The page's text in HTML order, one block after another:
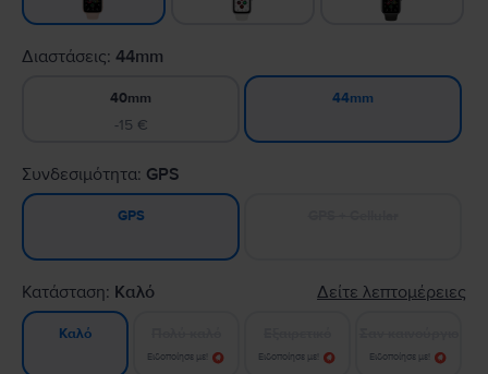
Διαστάσεις: 44mm
40mm
-15 €
44mm
Συνδεσιμότητα: GPS
GPS
Κατάσταση: Καλό Δείτε λεπτομέρειες
Καλό
Ειδοποίησε με! Ειδοποίησε με! Ειδοποίησε με!